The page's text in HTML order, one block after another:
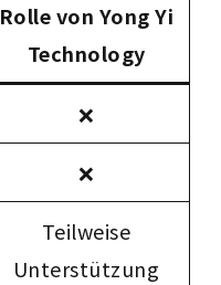
Rolle von Yong Yi
Technology
❌
❌
Teilweise
Unterstützung